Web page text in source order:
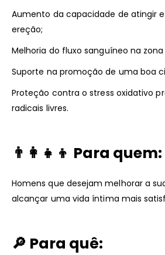
Aumento da capacidade de atingir
ereção;
Melhoria do fluxo sanguíneo na
Suporte na promoção de uma boa
Proteção contra o stress oxidativo
radicais livres.
👨‍👩‍👧‍👦 Para quem:
Homens que desejam melhorar a
alcançar uma vida íntima mais
🔎 Para quê: